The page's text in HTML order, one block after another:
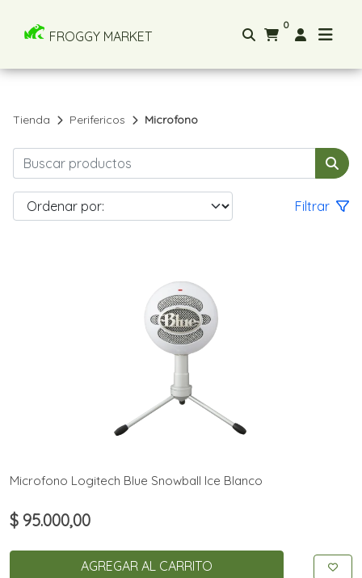
FROGGY MARKET
0
Tienda Perifericos Microfono
Filtrar
Microfono Logitech Blue Snowball Ice Blanco
$ 95.000,00
AGREGAR AL CARRITO